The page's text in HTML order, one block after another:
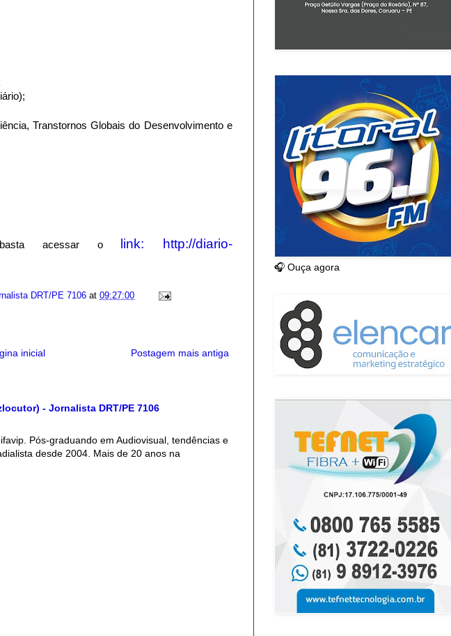
Transtornos Globais do Desenvolvimento e
acessar o
link: http://diario-
DRT/PE 7106 at 09:27:00
Postagem mais antiga
inicial
- Jornalista DRT/PE 7106
Pós-graduando em Audiovisual, tendências e
desde 2004. Mais de 20 anos na
🎧 Ouça agora